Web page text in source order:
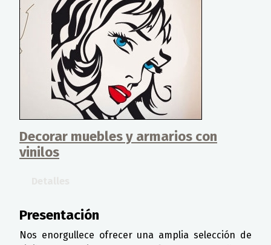
Decorar muebles y armarios con
vinilos
Presentación
Nos enorgullece ofrecer una amplia selección de